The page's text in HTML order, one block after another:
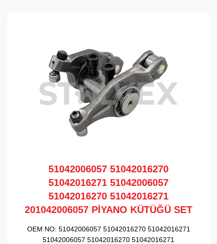
51042006057 51042016270
51042016271 51042006057
51042016270 51042016271
201042006057 PİYANO KÜTÜĞÜ SET
OEM NO: 51042006057 51042016270 51042016271
51042006057 51042016270 51042016271